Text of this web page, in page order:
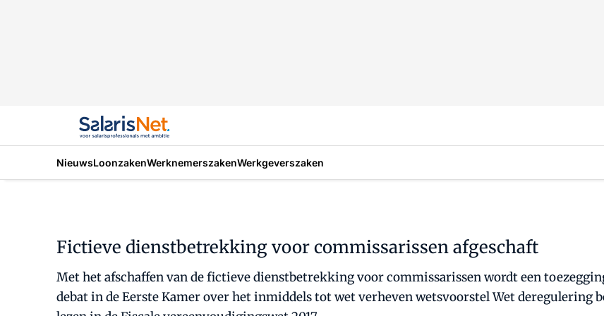
NieuwsLoonzakenWerknemerszakenWerkgeverszaken
Fictieve dienstbetrekking voor commissarissen afgeschaft
Met het afschaffen van de fictieve dienstbetrekking voor commissarissen wordt een
debat in de Eerste Kamer over het inmiddels tot wet verheven wetsvoorstel Wet deregulering